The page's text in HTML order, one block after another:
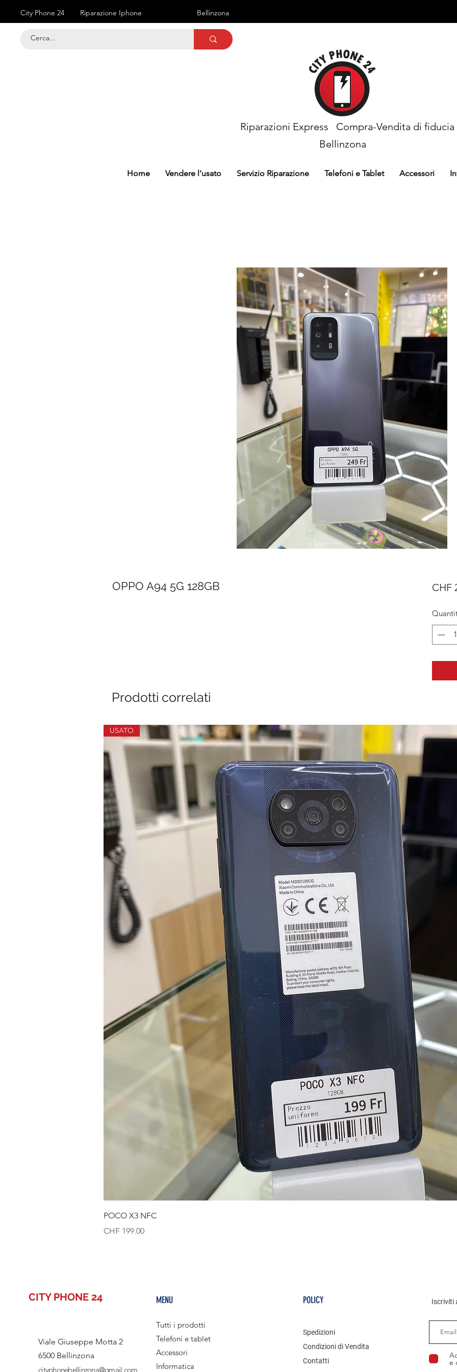
City Phone 24 Riparazione Iphone Bellinzona
Riparazioni Express
Compra-Vendita di fiducia
Bellinzona
Home Vendere l'usato Servizio Riparazione Telefoni e Tablet Accessori
Prodotti correlati
USATO
POCO X3 NFC
Prezzo
CHF 199.00
OPPO A94 5G 128GB CHF
CITY PHONE 24
Viale Giuseppe Motta 2
6500 Bellinzona
cityphonebellinzona@gmail.com
MENU
Tutti i prodotti
Telefoni e tablet
Accessori
Informatica
POLICY
Spedizioni
Condizioni di Vendita
Contatti
Iscriviti
e